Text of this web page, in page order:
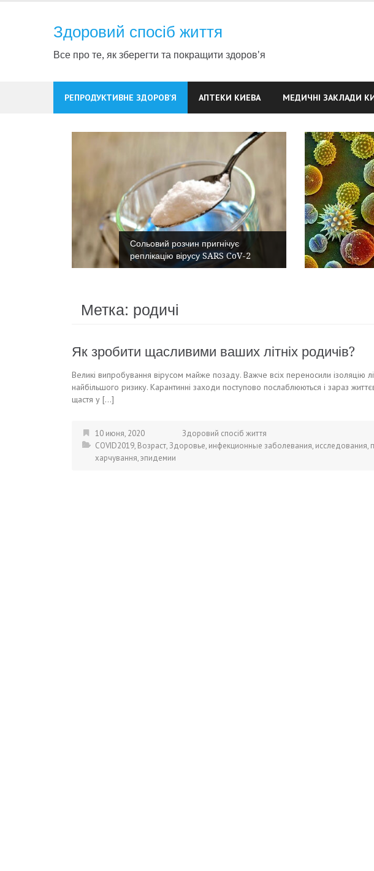
Здоровий спосіб життя
Все про те, як зберегти та покращити здоров'я
РЕПРОДУКТИВНЕ ЗДОРОВ’Я АПТЕКИ КИЕВА МЕДИЧНІ ЗАКЛАДИ
Сольовий розчин пригнічує
реплікацію вірусу SARS CoV-2
Метка: родичі
Як зробити щасливими ваших літніх родичів?
Великі випробування вірусом майже позаду. Важче всіх переносили ізоляцію
найбільшого ризику. Карантинні заходи поступово послаблюються і зараз
щастя у […]
10 июня, 2020
Здоровий спосіб життя
COVID2019, Возраст,Здоровье, инфекционные заболевания, исследования,
харчування,эпидемии